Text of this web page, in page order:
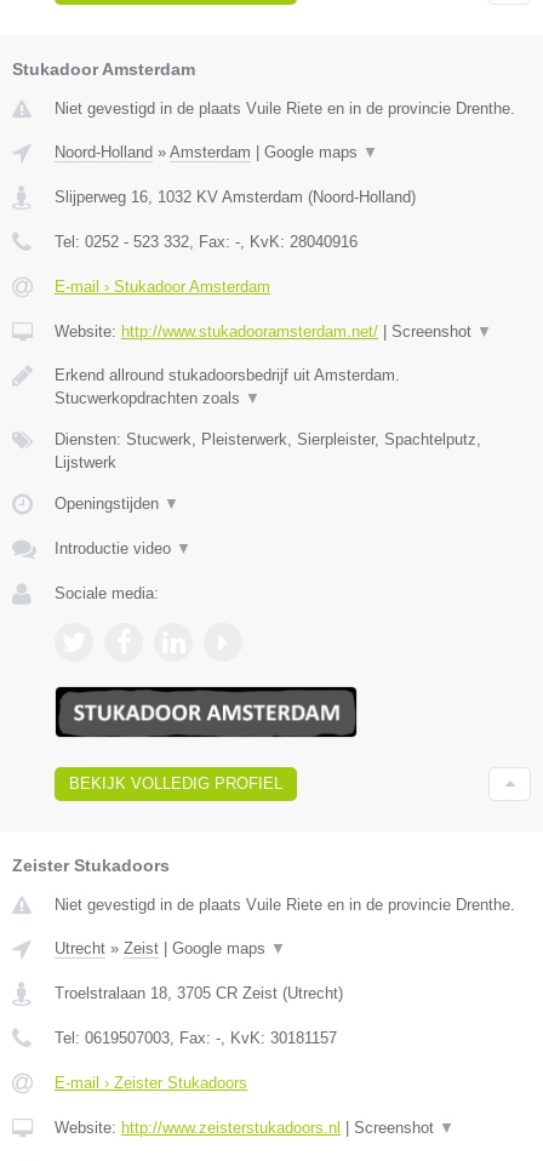
Stukadoor Amsterdam
Niet gevestigd in de plaats Vuile Riete en in de provincie Drenthe.
Noord-Holland » Amsterdam Google maps ▼
Slijperweg 16 1032 KV Amsterdam (Noord-Holland)
Tel: 0252 - 523 332 , Fax: - , KvK: 28040916
E-mail › Stukadoor Amsterdam
Website: http://www.stukadooramsterdam.net/ Screenshot ▼
Erkend allround stukadoorsbedrijf uit Amsterdam.
Stucwerkopdrachten zoals ▼
Diensten: Stucwerk, Pleisterwerk, Sierpleister, Spachtelputz,
Lijstwerk
Openingstijden ▼
Introductie video ▼
Sociale media:
BEKIJK VOLLEDIG PROFIEL
Zeister Stukadoors
Niet gevestigd in de plaats Vuile Riete en in de provincie Drenthe.
Utrecht » Zeist Google maps ▼
Troelstralaan 18, 3705 CR Zeist (Utrecht)
Tel: 0619507003, Fax: -, KvK: 30181157
E-mail › Zeister Stukadoors
Website: http://www.zeisterstukadoors.nl Screenshot ▼